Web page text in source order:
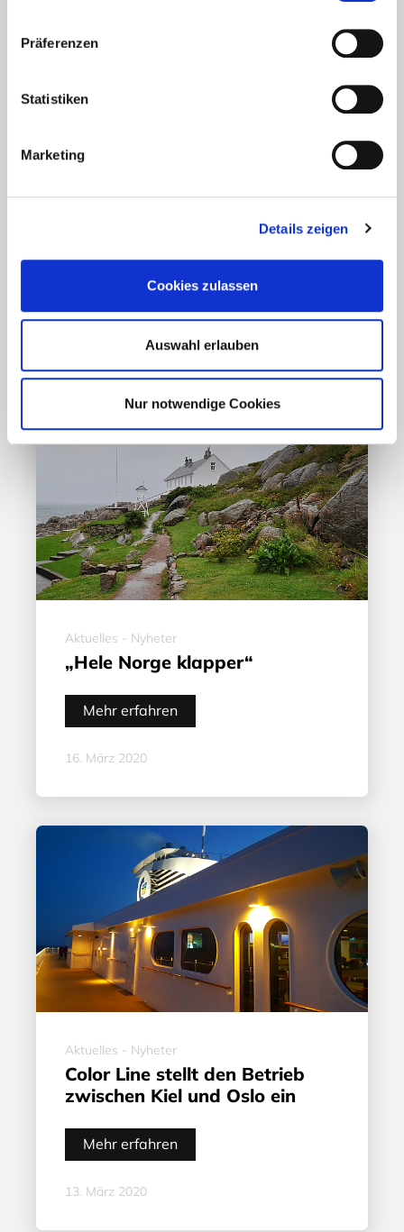
Präferenzen
Statistiken
Marketing
Details zeigen
Cookies zulassen
Auswahl erlauben
Nur notwendige Cookies
Aktuelles - Nyheter
Ansteckungsgefahren aus dem
Mehr erfahren
17. März 2020
Aktuelles - Nyheter
„Hele Norge klapper“
Mehr erfahren
16. März 2020
Aktuelles - Nyheter
Color Line stellt den Betrieb
zwischen Kiel und Oslo ein
Mehr erfahren
13. März 2020